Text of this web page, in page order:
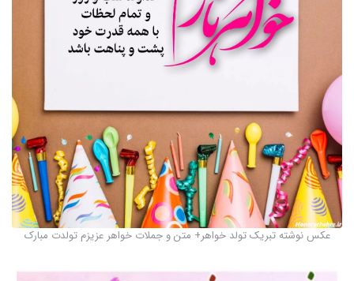
عکس نوشته تبریک تولد خواهر+ متن و جملات خواهر عزیزم تولدت مبارک